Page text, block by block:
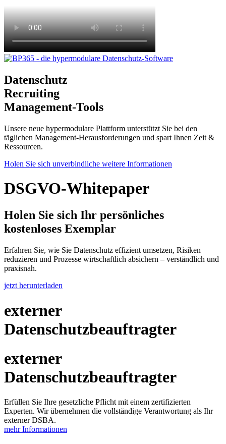
Datenschutz
Recruiting
Management-Tools
Unsere neue hypermodulare Plattform unterstützt Sie bei den
täglichen Management-Herausforderungen und spart Ihnen Zeit &
Ressourcen.
Holen Sie sich unverbindliche weitere Informationen
DSGVO-Whitepaper
Holen Sie sich Ihr persönliches
kostenloses Exemplar
Erfahren Sie, wie Sie Datenschutz effizient umsetzen, Risiken
reduzieren und Prozesse wirtschaftlich absichern – verständlich und
praxisnah.
jetzt herunterladen
externer
Datenschutzbeauftragter
externer
Datenschutzbeauftragter
Erfüllen Sie Ihre gesetzliche Pflicht mit einem zertifizierten
Experten. Wir übernehmen die vollständige Verantwortung als Ihr
externer DSBA.
mehr Informationen